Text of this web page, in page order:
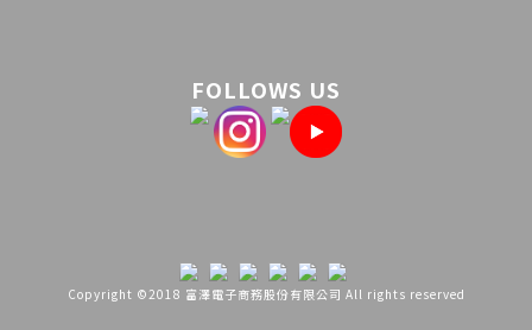
FOLLOWS US
Copyright ©2018 富澤電子商務股份有限公司 All rights reserved